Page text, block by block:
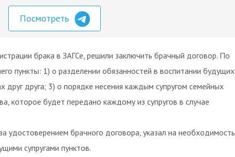
Посмотреть
брака в ЗАГСе, решили заключить брачный договор. По
пункты: 1) о разделении обязанностей в воспитании будущих
друг друга; 3) о порядке несения каждым супругом семейных
которое будет передано каждому из супругов в случае
удостоверением брачного договора, указал на необходимость
супругами пунктов.